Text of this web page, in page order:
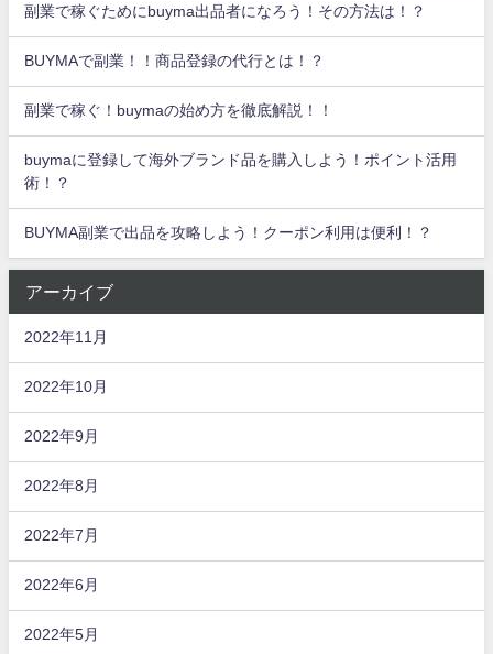
副業で稼ぐためにbuyma出品者になろう！その方法は！？
BUYMAで副業！！商品登録の代行とは！？
副業で稼ぐ！buymaの始め方を徹底解説！！
buymaに登録して海外ブランド品を購入しよう！ポイント活用
術！？
BUYMA副業で出品を攻略しよう！クーポン利用は便利！？
アーカイブ
2022年11月
2022年10月
2022年9月
2022年8月
2022年7月
2022年6月
2022年5月